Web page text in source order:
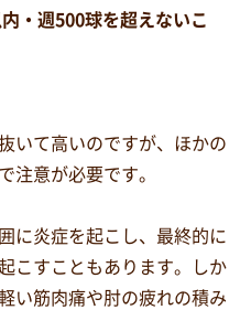
・週500球を超えないこ
いて高いのですが、ほかの
注意が必要です。
に炎症を起こし、最終的に
こすこともあります。しか
い筋肉痛や肘の疲れの積み